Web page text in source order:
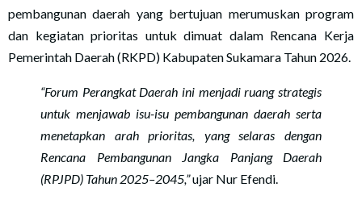
pembangunan daerah yang bertujuan merumuskan program
dan kegiatan prioritas untuk dimuat dalam Rencana Kerja
Pemerintah Daerah (RKPD) Kabupaten Sukamara Tahun 2026.
“Forum Perangkat Daerah ini menjadi ruang strategis
untuk menjawab isu-isu pembangunan daerah serta
menetapkan arah prioritas, yang selaras dengan
Rencana Pembangunan Jangka Panjang Daerah
(RPJPD) Tahun 2025–2045,”ujar Nur Efendi.